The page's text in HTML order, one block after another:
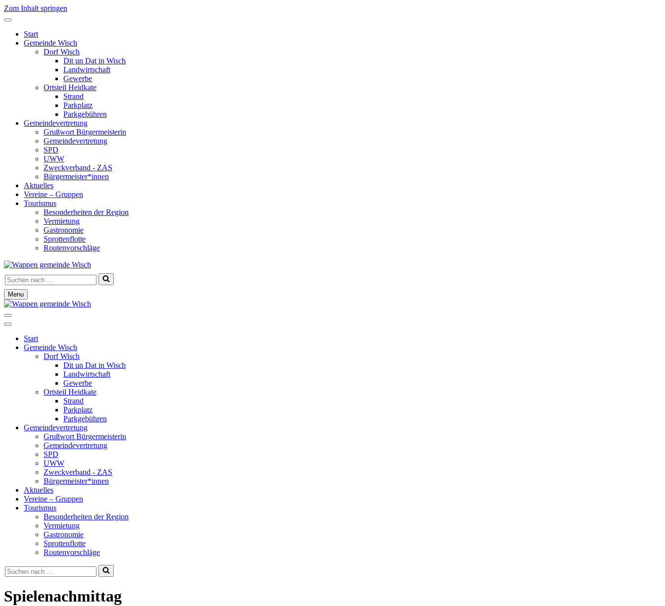
Zum Inhalt springen
Start
Gemeinde Wisch
Dorf Wisch
Dit un Dat in Wisch
Landwirtschaft
Gewerbe
Ortsteil Heidkate
Strand
Parkplatz
Parkgebühren
Gemeindevertretung
Grußwort Bürgermeisterin
Gemeindevertretung
SPD
UWW
Zweckverband - ZAS
Bürgermeister*innen
Aktuelles
Vereine – Gruppen
Tourismus
Besonderheiten der Region
Vermietung
Gastronomie
Sprottenflotte
Routenvorschläge
Suchen
nach …
Menu
Navigationsmenü
Navigationsmenü
Start
Gemeinde Wisch
Dorf Wisch
Dit un Dat in Wisch
Landwirtschaft
Gewerbe
Ortsteil Heidkate
Strand
Parkplatz
Parkgebühren
Gemeindevertretung
Grußwort Bürgermeisterin
Gemeindevertretung
SPD
UWW
Zweckverband - ZAS
Bürgermeister*innen
Aktuelles
Vereine – Gruppen
Tourismus
Besonderheiten der Region
Vermietung
Gastronomie
Sprottenflotte
Routenvorschläge
Suchen
nach …
Spielenachmittag